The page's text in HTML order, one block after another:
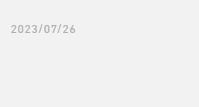
2023/07/26